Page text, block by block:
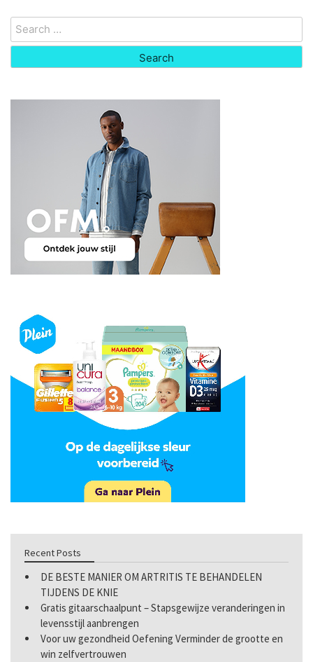
Search
for:
Recent Posts
DE BESTE MANIER OM ARTRITIS TE BEHANDELEN
TIJDENS DE KNIE
Gratis gitaarschaalpunt – Stapsgewijze veranderingen in
levensstijl aanbrengen
Voor uw gezondheid Oefening Verminder de grootte en
win zelfvertrouwen